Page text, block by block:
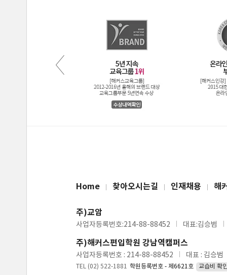
Home 찾아오시는길 인재채용 해
주)교암
사업자등록번호:214-88-88452 대표:김승범
주)해커스편입학원 강남역캠퍼스
사업자등록번호 : 214-88-88452 대표 : 김승범
TEL (02) 522-1881 학원등록번호 - 제6621호 교습비 확